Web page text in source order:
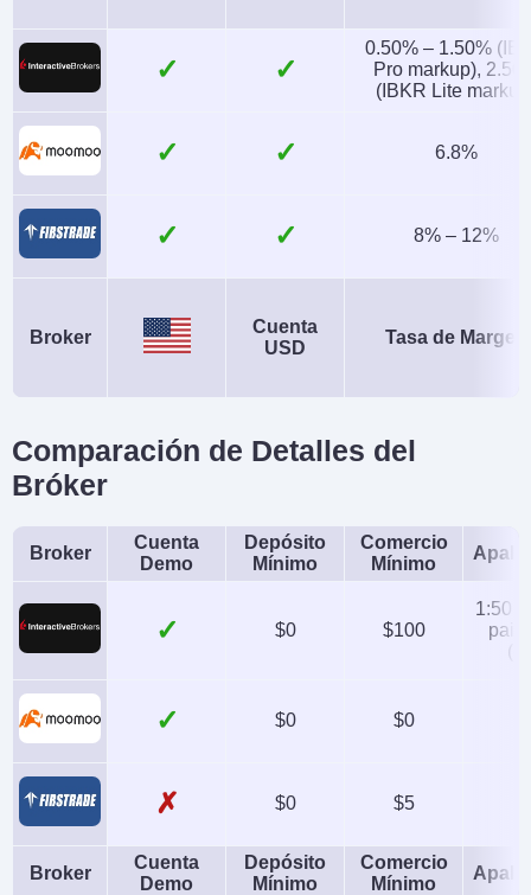
No
Stop Loss Garantizado
✓
0.50% – 1.50%
Pro markup),
(IBKR Lite
✓ 6.8%
✓ 8% – 12%
Broker
Cuenta
USD
Tasa de Margen
Comparación de Detalles del
Bróker
Broker
Cuenta
Demo
Depósito
Mínimo
Comercio
Mínimo
✓ $0 $100
1:50
✓ $0 $0
✗ $0 $5
Broker
Cuenta
Demo
Depósito
Mínimo
Comercio
Mínimo